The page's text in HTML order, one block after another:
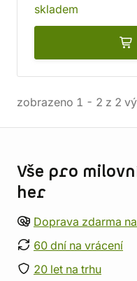
skladem
zobrazeno 1 - 2 z 2
Vše pro
her
Doprava zdarma
60 dní na vrácení
20 let na trhu